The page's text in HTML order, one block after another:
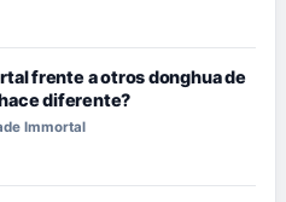
frente a otros donghua de
diferente?
Immortal